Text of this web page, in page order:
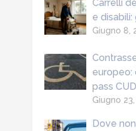
Carrelli
e
Giugno 8,
europeo:
pass
Giugno
Dove